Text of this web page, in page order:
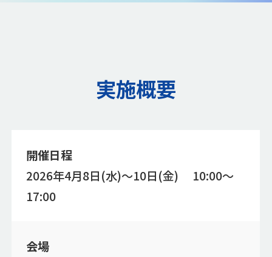
実施概要
開催日程
2026年4月8日(水)～10日(金) 10:00～
17:00
会場